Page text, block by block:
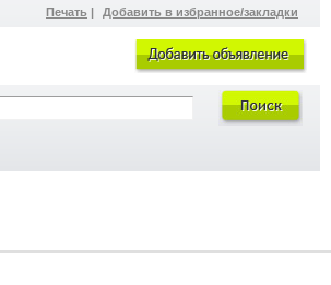
Печать | Добавить в избранное/закладки